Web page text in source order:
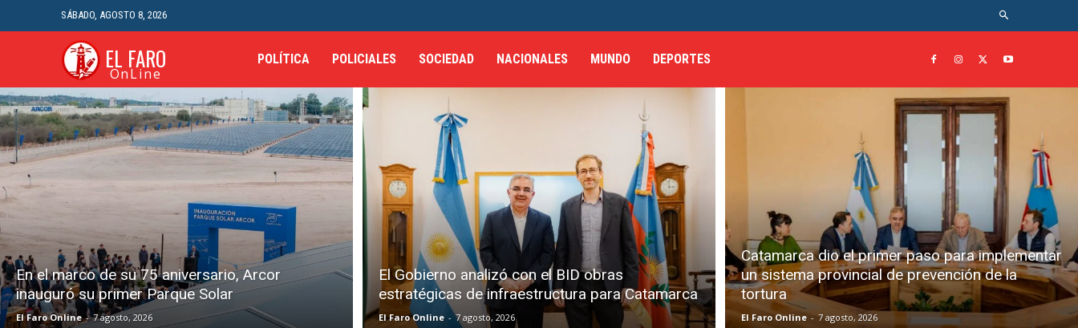
SÁBADO, AGOSTO 8, 2026
EL FARO
OnLine
POLÍTICA POLICIALES SOCIEDAD NACIONALES MUNDO DEPORTES
En el marco de su 75 aniversario, Arcor
inauguró su primer Parque Solar
El Faro Online - 7 agosto, 2026
El Gobierno analizó con el BID obras
estratégicas de infraestructura para Catamarca
El Faro Online - 7 agosto, 2026
Catamarca dio el primer paso para implementar
un sistema provincial de prevención de la
tortura
El Faro Online - 7 agosto, 2026